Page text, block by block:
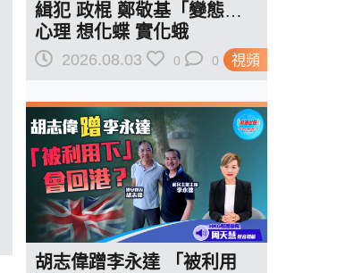
視頻
緝犯 政棍 鄭敬基「變態」
心理 想化蝶 實化蛾
2026.08.03 0 0
胡志偉蹭李永達 「被利用